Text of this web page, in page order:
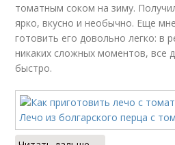
томатным соком на зиму.
ярко, вкусно и необычно. Еще
готовить его довольно легко: в
никаких сложных моментов, все
быстро.